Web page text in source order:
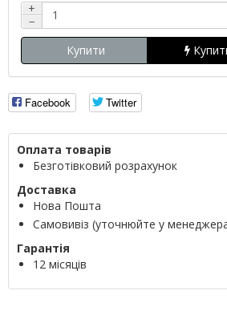
+
−
Купити
Facebook Twitter
Оплата товарів
Безготівковий розрахунок
Доставка
Нова Пошта
Самовивіз (уточнюйте у
Гарантія
12 місяців